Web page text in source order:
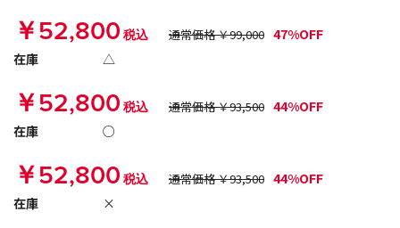
￥52,800税込 通常価格 ￥99,000 47%OFF
在庫
△
￥52,800税込 通常価格 ￥93,500 44%OFF
在庫
○
￥52,800税込 通常価格 ￥93,500 44%OFF
在庫
×